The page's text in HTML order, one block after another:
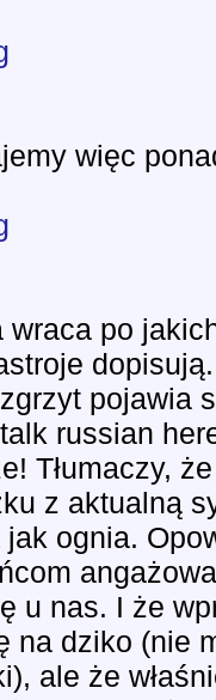
więc
wraca po
zgrzyt pojawia
russian
Tłumaczy,
z aktualną
jak ognia.
u nas. I że
na dziko (nie
ale że